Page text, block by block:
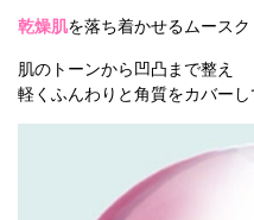
乾燥肌を落ち着かせるムース
肌のトーンから凹凸まで整え
軽くふんわりと角質をカバー